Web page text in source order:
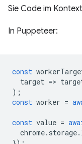
Sie Code im
In Puppeteer:
const
target =>
);
const worker =
const value =
chrome. storage.